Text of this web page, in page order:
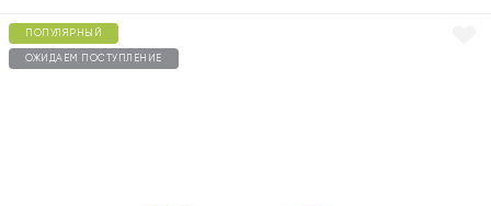
ПОПУЛЯРНЫЙ
ОЖИДАЕМ ПОСТУПЛЕНИЕ